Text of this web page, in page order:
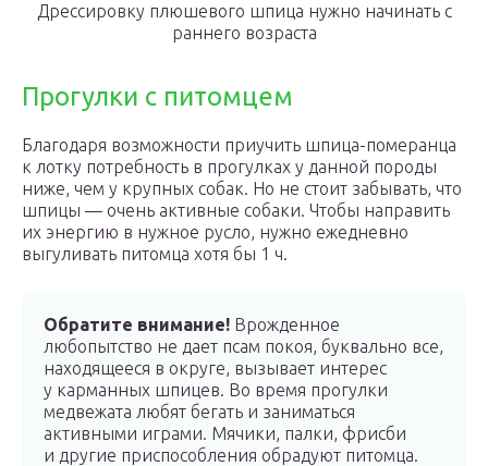
Дрессировку плюшевого шпица нужно начинать с
раннего возраста
Прогулки с питомцем
Благодаря возможности приучить шпица-померанца
к лотку потребность в прогулках у данной породы
ниже, чем у крупных собак. Но не стоит забывать, что
шпицы — очень активные собаки. Чтобы направить
их энергию в нужное русло, нужно ежедневно
выгуливать питомца хотя бы 1 ч.
Обратите внимание! Врожденное
любопытство не дает псам покоя, буквально все,
находящееся в округе, вызывает интерес
у карманных шпицев. Во время прогулки
медвежата любят бегать и заниматься
активными играми. Мячики, палки, фрисби
и другие приспособления обрадуют питомца.